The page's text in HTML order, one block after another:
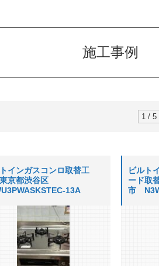
施工事例
1 / 5
インガスコンロ取替工
京都渋谷区
13A
ビルト
ード取
市